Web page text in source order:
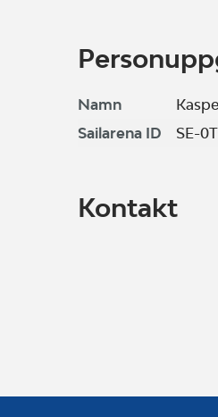
Namn
Sailarena ID
SE-
Kontakt